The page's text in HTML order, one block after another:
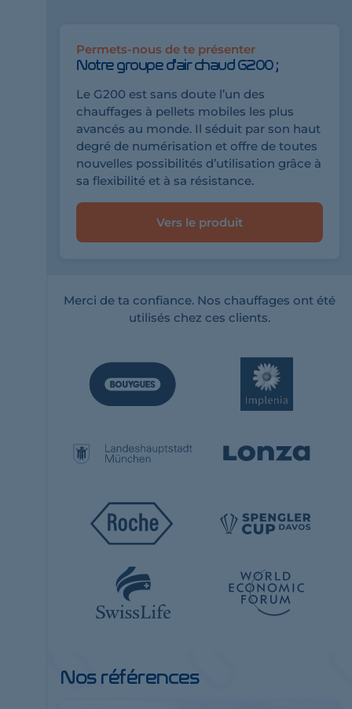
Permets-nous de te présenter
Notre groupe d'air chaud G200 ;
Le G200 est sans doute l’un des
chauffages à pellets mobiles les plus
avancés au monde. Il séduit par son haut
degré de numérisation et offre de toutes
nouvelles possibilités d’utilisation grâce à
sa flexibilité et à sa résistance.
Vers le produit
Merci de ta confiance. Nos chauffages ont été
utilisés chez ces clients.
Nos références